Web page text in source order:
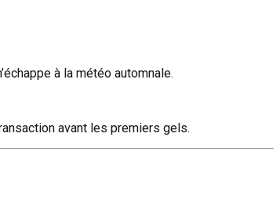
à la météo automnale.
avant les premiers gels.